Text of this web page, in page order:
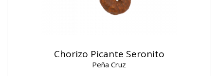
Chorizo ​​​​Picante Seronito
Peña Cruz